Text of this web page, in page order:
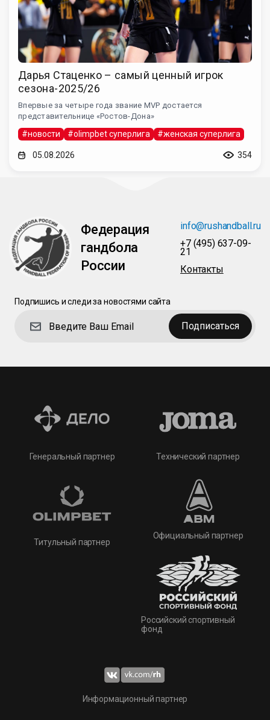
Дарья Стаценко – самый ценный игрок
сезона-2025/26
Впервые за четыре года звание MVP достается
представительнице «Ростов-Дона»
#новости #olimpbet суперлига #женская суперлига
05.08.2026 354
Федерация
гандбола
России
info@rushandball.ru
+7 (495) 637-09-
21
Контакты
Подпишись и следи за новостями сайта
Подписаться
Генеральный партнер
Титульный партнер
Технический партнер
Официальный партнер
Российский спортивный
фонд
Информационный партнер